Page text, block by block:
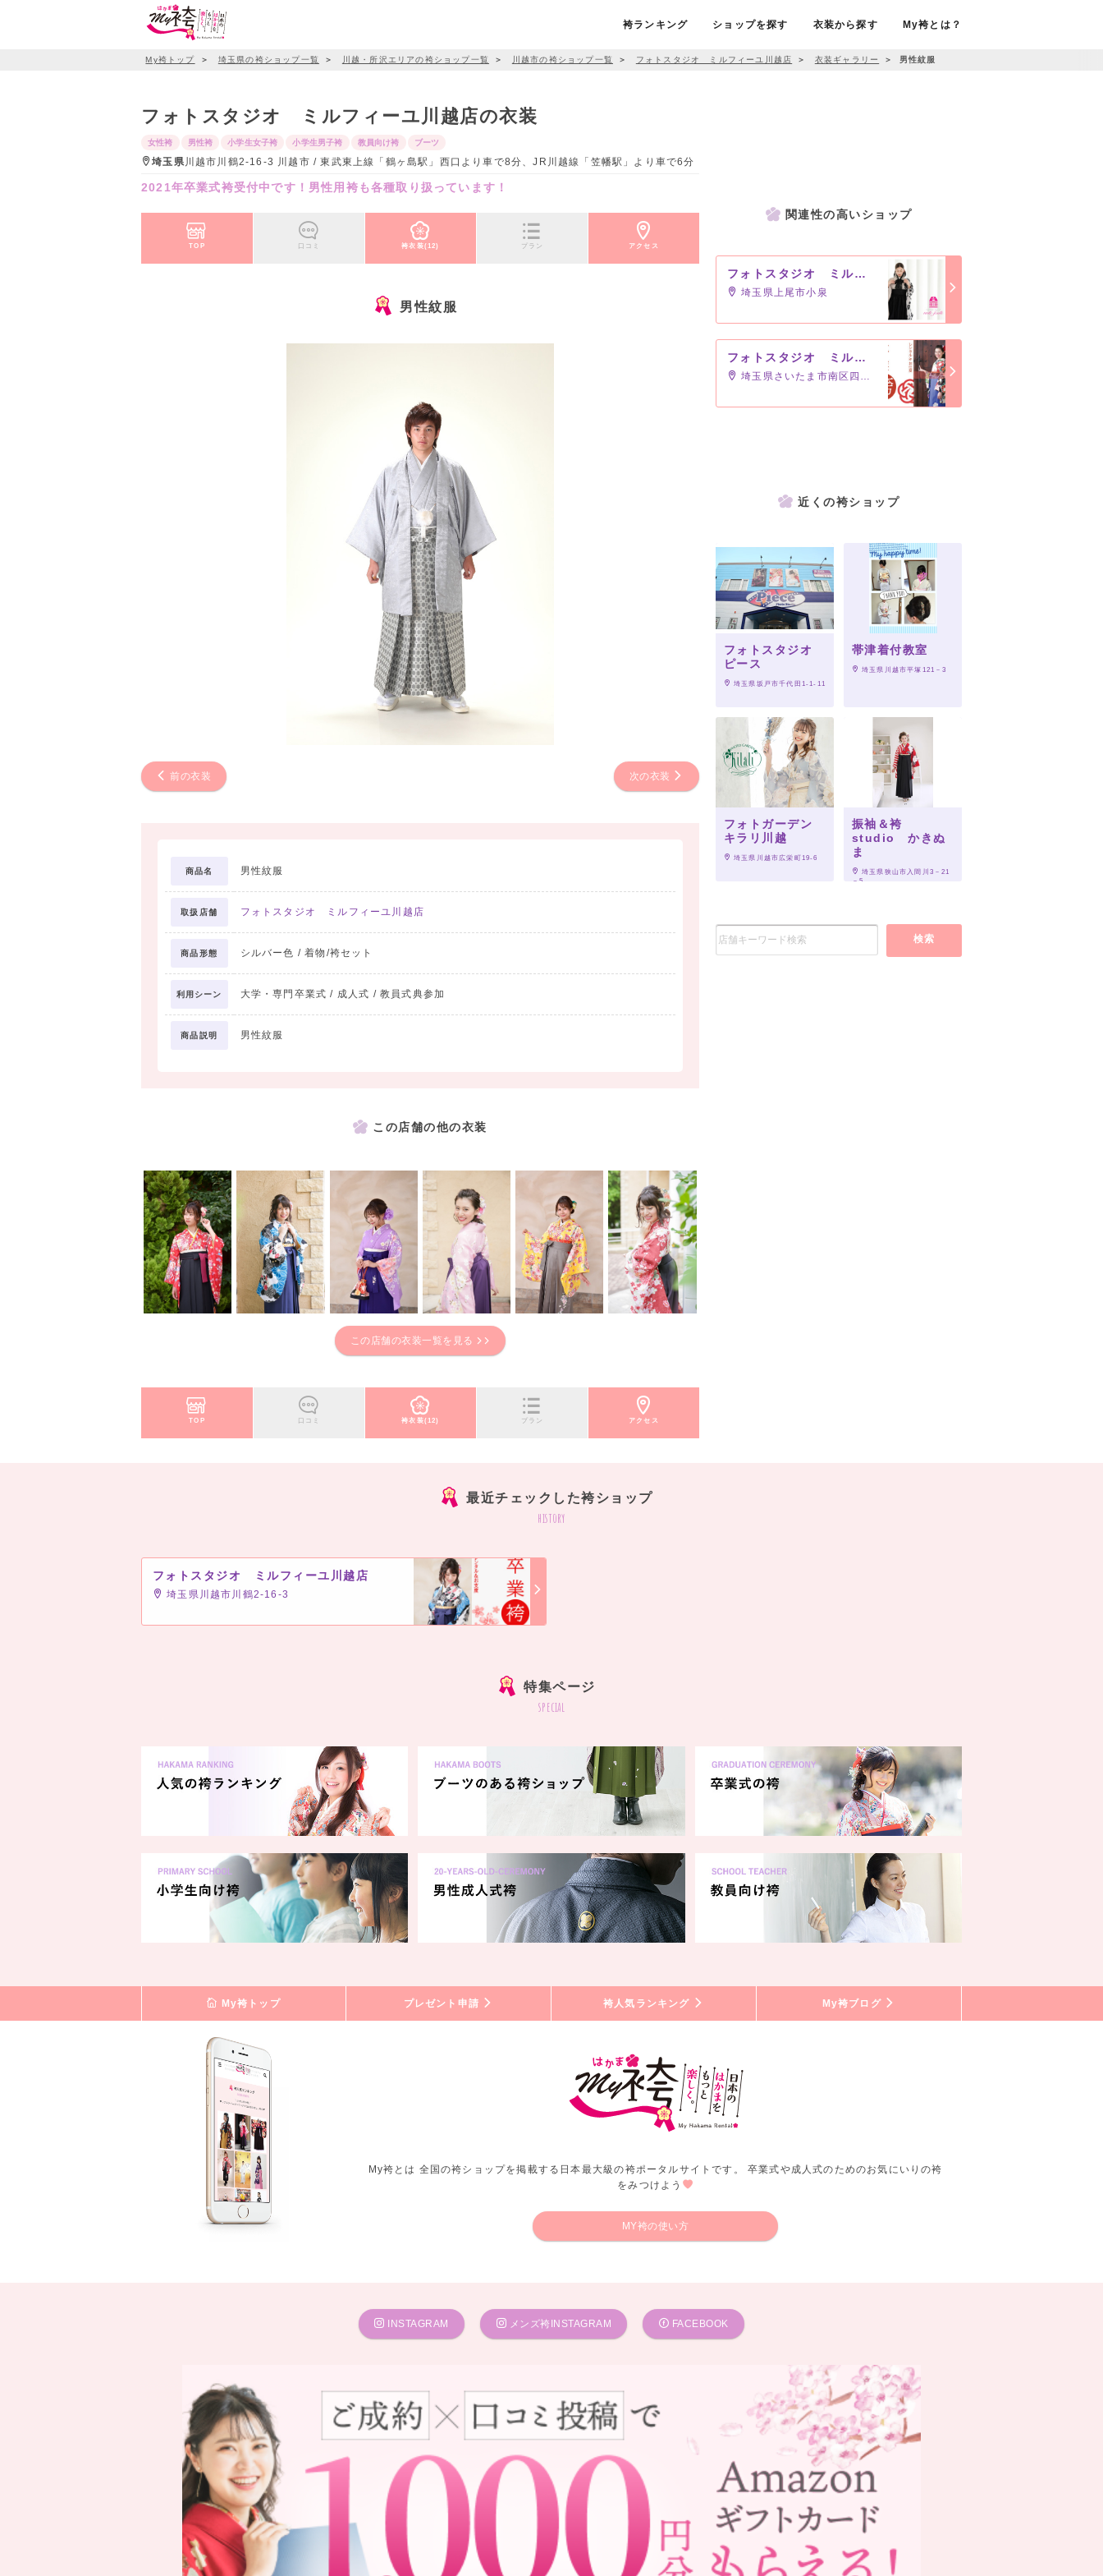
袴ランキング ショップを探す 衣装から探す My袴とは？
My袴トップ ＞ 埼玉県の袴ショップ一覧 ＞ 川越・所沢エリアの袴ショップ一覧 ＞ 川越市の袴ショップ一覧 ＞ フォトスタジオ ミルフィーユ川越店 ＞ 衣装ギャラリー ＞ 男性紋服
フォトスタジオ ミルフィーユ川越店の衣装
女性袴 男性袴 小学生女子袴 小学生男子袴 教員向け袴 ブーツ
埼玉県 川越市川鶴2-16-3 川越市 / 東武東上線「鶴ヶ島駅」西口より車で8分、JR川越線「笠幡駅」より車で6分
2021年卒業式袴受付中です！男性用袴も各種取り扱っています！
TOP 口コミ 袴衣装(12) プラン アクセス
男性紋服
前の衣装 次の衣装
商品名 男性紋服
取扱店舗 フォトスタジオ ミルフィーユ川越店
商品形態 シルバー色 / 着物/袴セット
利用シーン 大学・専門卒業式 / 成人式 / 教員式典参加
商品説明 男性紋服
この店舗の他の衣装
この店舗の衣装一覧を見る
TOP 口コミ 袴衣装(12) プラン アクセス
関連性の高いショップ
フォトスタジオ ミルフィーユ上尾店
埼玉県上尾市小泉
フォトスタジオ ミルフィーユ浦和店
埼玉県さいたま市南区四谷1-5-1
近くの袴ショップ
フォトスタジオ
ピース
埼玉県坂戸市千代田1-1-11
帯津着付教室
埼玉県川越市平塚121－3
フォトガーデン
キラリ川越
埼玉県川越市広栄町19-6
振袖＆袴
studio かきぬ
ま
埼玉県狭山市入間川3－21
－5
検索
最近チェックした袴ショップ
history
フォトスタジオ ミルフィーユ川越店
埼玉県川越市川鶴2-16-3
特集ページ
special
My袴トップ プレゼント申請 袴人気ランキング My袴ブログ
My袴とは 全国の袴ショップを掲載する日本最大級の袴ポータルサイトです。 卒業式や成人式のためのお気にいりの袴
をみつけよう
MY袴の使い方
INSTAGRAM メンズ袴INSTAGRAM FACEBOOK